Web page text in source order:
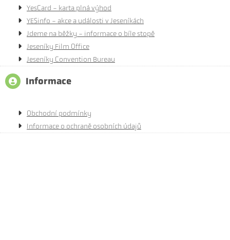
YesCard - karta plná výhod
YESinfo - akce a události v Jeseníkách
Jdeme na běžky - informace o bíle stopě
Jeseníky Film Office
Jeseníky Convention Bureau
Informace
Obchodní podmínky
Informace o ochraně osobních údajů